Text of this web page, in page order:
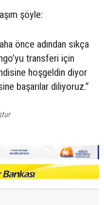
şöyle:
önce adından sıkça
transferi için
hoşgeldin diyor
başarılar diliyoruz.”